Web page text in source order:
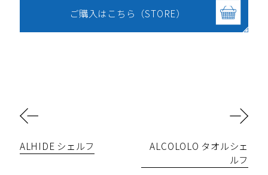
ご購入はこちら（STORE）
ALHIDE シェルフ
ALCOLOLO タオルシェ
ルフ